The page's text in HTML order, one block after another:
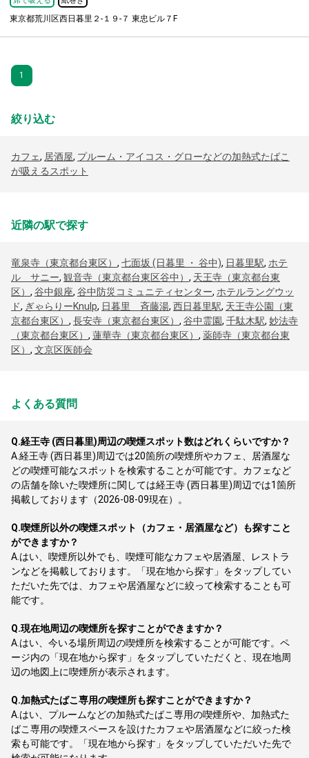
東京都荒川区西日暮里２-１９-７ 東忠ビル７F
1
絞り込む
カフェ, 居酒屋, プルーム・アイコス・グローなどの加熱式たばこ
が吸えるスポット
近隣の駅で探す
竜泉寺（東京都台東区） , 七面坂 (日暮里 ・ 谷中), 日暮里駅, ホテ
ル サニー, 観音寺（東京都台東区谷中） , 天王寺（東京都台東
区） , 谷中銀座, 谷中防災コミュニティセンター, ホテルラングウッ
ド, ぎゃらりーKnulp, 日暮里 斉藤湯, 西日暮里駅, 天王寺公園（東
京都台東区） , 長安寺（東京都台東区） , 谷中霊園, 千駄木駅, 妙法寺
（東京都台東区） , 蓮華寺（東京都台東区） , 薬師寺（東京都台東
区） , 文京区医師会
よくある質問
Q.経王寺 (西日暮里)周辺の喫煙スポット数はどれくらいですか？
A.経王寺 (西日暮里)周辺では20箇所の喫煙所やカフェ、居酒屋な
どの喫煙可能なスポットを検索することが可能です。カフェなど
の店舗を除いた喫煙所に関しては経王寺 (西日暮里)周辺では1箇所
掲載しております（2026-08-09現在）。
Q.喫煙所以外の喫煙スポット（カフェ・居酒屋など）も探すこと
ができますか？
A. はい、喫煙所以外でも、喫煙可能なカフェや居酒屋、レストラ
ンなどを掲載しております。「現在地から探す」をタップしてい
ただいた先では、カフェや居酒屋などに絞って検索することも可
能です。
Q.現在地周辺の喫煙所を探すことができますか？
A. はい、今いる場所周辺の喫煙所を検索することが可能です。ペ
ージ内の「現在地から探す」をタップしていただくと、現在地周
辺の地図上に喫煙所が表示されます。
Q.加熱式たばこ専用の喫煙所も探すことができますか？
A. はい、プルームなどの加熱式たばこ専用の喫煙所や、加熱式た
ばこ専用の喫煙スペースを設けたカフェや居酒屋などに絞った検
索も可能です。「現在地から探す」をタップしていただいた先で